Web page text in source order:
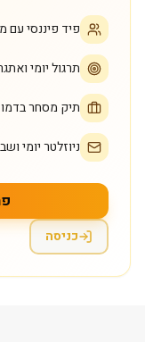
פיד פיננסי עם
תרגול יומי
תיק מסחר
ניוזלטר יומי
כניסה